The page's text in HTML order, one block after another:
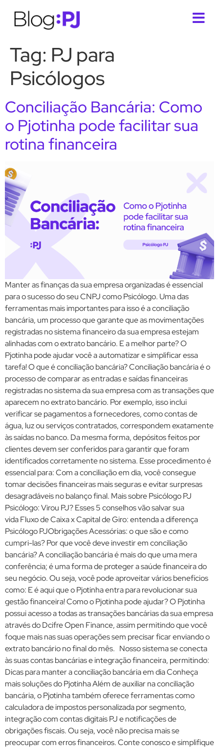
Tag: PJ para
Psicólogos
Conciliação Bancária: Como
o Pjotinha pode facilitar sua
rotina financeira
Manter as finanças da sua empresa organizadas é essencial
para o sucesso do seu CNPJ como Psicólogo. Uma das
ferramentas mais importantes para isso é a conciliação
bancária, um processo que garante que as movimentações
registradas no sistema financeiro da sua empresa estejam
alinhadas com o extrato bancário. E a melhor parte? O
Pjotinha pode ajudar você a automatizar e simplificar essa
tarefa! O que é conciliação bancária? Conciliação bancária é o
processo de comparar as entradas e saídas financeiras
registradas no sistema da sua empresa com as transações que
aparecem no extrato bancário. Por exemplo, isso inclui
verificar se pagamentos a fornecedores, como contas de
água, luz ou serviços contratados, correspondem exatamente
às saídas no banco. Da mesma forma, depósitos feitos por
clientes devem ser conferidos para garantir que foram
identificados corretamente no sistema. Esse procedimento é
essencial para: Com a conciliação em dia, você consegue
tomar decisões financeiras mais seguras e evitar surpresas
desagradáveis no balanço final. Mais sobre Psicólogo PJ
Psicólogo: Virou PJ? Esses 5 conselhos vão salvar sua
vida Fluxo de Caixa x Capital de Giro: entenda a diferença
Psicólogo PJObrigações Acessórias: o que são e como
cumpri-las? Por que você deve investir em conciliação
bancária? A conciliação bancária é mais do que uma mera
conferência; é uma forma de proteger a saúde financeira do
seu negócio. Ou seja, você pode aproveitar vários benefícios
como: E é aqui que o Pjotinha entra para revolucionar sua
gestão financeira! Como o Pjotinha pode ajudar? O Pjotinha
possui acesso a todas as transações bancárias da sua empresa
através do Dcifre Open Finance, assim permitindo que você
foque mais nas suas operações sem precisar ficar enviando o
extrato bancário no final do mês. Nosso sistema se conecta
às suas contas bancárias e integração financeira, permitindo:
Dicas para manter a conciliação bancária em dia Conheça
mais soluções do Pjotinha Além de auxiliar na conciliação
bancária, o Pjotinha também oferece ferramentas como
calculadora de impostos personalizada por segmento,
integração com contas digitais PJ e notificações de
obrigações fiscais. Ou seja, você não precisa mais se
preocupar com erros financeiros. Conte conosco e simplifique